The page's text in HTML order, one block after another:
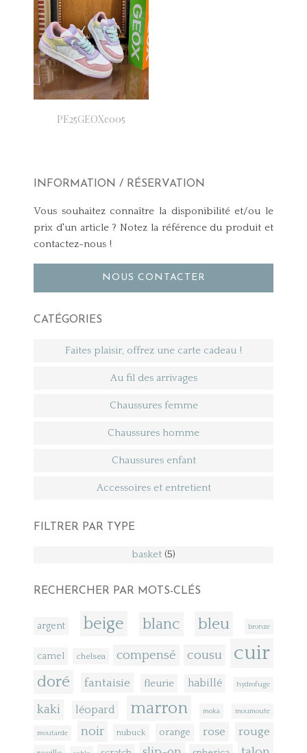
PE25GEOXe005
INFORMATION / RÉSERVATION
Vous souhaitez connaître la disponibilité et/ou le
prix d'un article ? Notez la référence du produit et
contactez-nous !
NOUS CONTACTER
CATÉGORIES
Faites plaisir, offrez une carte cadeau !
Au fil des arrivages
Chaussures femme
Chaussures homme
Chaussures enfant
Accessoires et entretient
FILTRER PAR TYPE
basket (5)
RECHERCHER PAR MOTS-CLÉS
argent beige blanc bleu bronze
camel chelsea compensé cousu cuir
doré fantaisie fleurie habillé hydrofuge
kaki léopard marron moka moumoute
moutarde noir nubuck orange rose rouge